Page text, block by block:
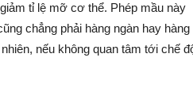
tỉ lệ mỡ cơ thể. Phép mầu này
chẳng phải hàng ngàn hay hàng
nếu không quan tâm tới chế